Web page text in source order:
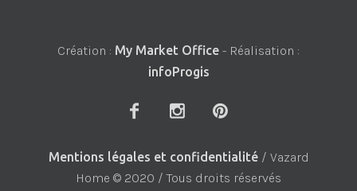
Création : My Market Office - Réalisation :
infoProgis
Mentions légales et confidentialité/ Vazard
Home © 2020 / Tous droits réservés